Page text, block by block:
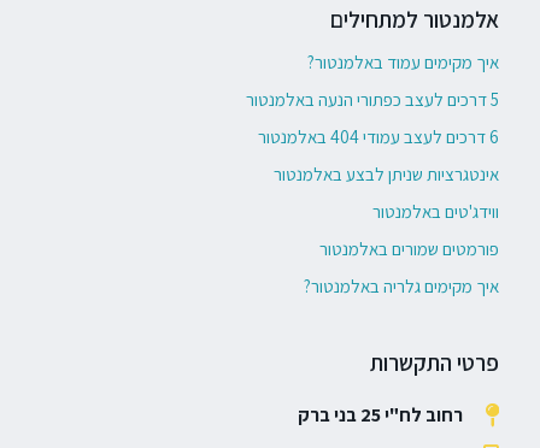
אלמנטור למתחילים
איך מקימים עמוד באלמנטור?
5 דרכים לעצב כפתורי הנעה באלמנטור
6 דרכים לעצב עמודי 404 באלמנטור
אינטגרציות שניתן לבצע באלמנטור
ווידג'טים באלמנטור
פורמטים שמורים באלמנטור
איך מקימים גלריה באלמנטור?
פרטי התקשרות
רחוב לח"י 25 בני ברק